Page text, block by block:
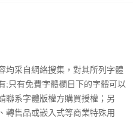
均采自網絡搜集，對其所列字體
;只有免費字體欄目下的字體可以
聯系字體版權方購買授權；另
轉售品或嵌入式等商業特殊用